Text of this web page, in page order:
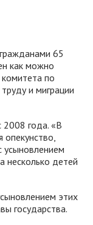
65
как можно
комитета по
и миграции
2008 года. «В
опекунство,
усыновлением
несколько детей
этих
государства.